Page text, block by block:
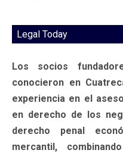
Legal Today
Los socios
conocieron en
experiencia en el
en derecho de los
derecho penal
mercantil,